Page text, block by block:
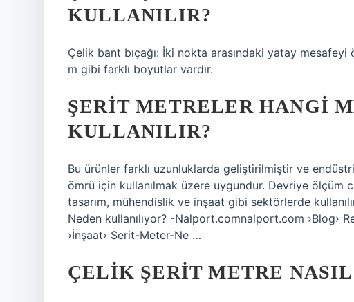
KULLANILIR?
Çelik bant bıçağı: İki nokta arasındaki yatay
m gibi farklı boyutlar vardır.
ŞERIT METRELER HANGI
KULLANILIR?
Bu ürünler farklı uzunluklarda geliştirilmiştir ve
ömrü için kullanılmak üzere uygundur. Devriye ölçüm
tasarım, mühendislik ve inşaat gibi sektörlerde
Neden kullanılıyor? -Nalport.comnalport.com ›Blog›
›İnşaat› Serit-Meter-Ne …
ÇELIK ŞERIT METRE NASIL